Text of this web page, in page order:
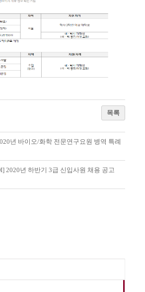
목록
년 바이오/화학 전문연구요원 병역 특례
2020년 하반기 3급 신입사원 채용 공고